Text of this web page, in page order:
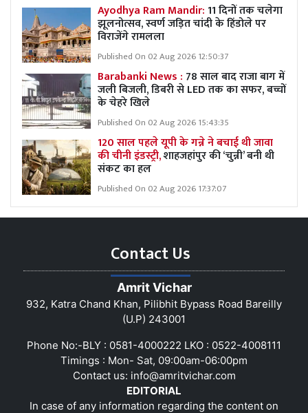
Ayodhya Ram Mandir:11 दिनों तक चलेगा
झूलनोत्सव, स्वर्ण जड़ित चांदी के हिंडोले पर
विराजेंगे रामलला
Published On 02 Aug 2026 12:50:37
Barabanki News : 78 साल बाद राजा बाग में
जली बिजली, डिबरी से LED तक का सफर, बच्चों
के चेहरे खिले
Published On 02 Aug 2026 15:43:35
120 साल पहले यूपी के गन्ने ने बचाई थी जावा
की चीनी इंडस्ट्री,शाहजहांपुर की ‘चुन्नी’ बनी थी
संकट का हल
Published On 02 Aug 2026 17:37:07
Contact Us
Amrit Vichar
932, Katra Chand Khan, Pilibhit Bypass Road Bareilly
(U.P) 243001
Phone No:-BLY : 0581-4000222 LKO : 0522-4008111
Timings : Mon- Sat, 09:00am-06:00pm
Contact us: info@amritvichar.com
EDITORIAL
In case of any information regarding the content on